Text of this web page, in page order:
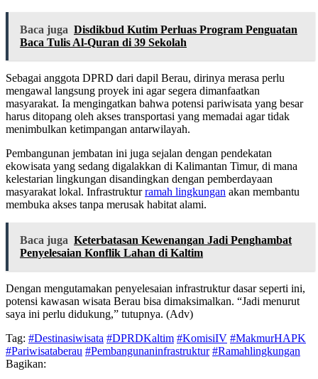
Baca juga Disdikbud Kutim Perluas Program Penguatan
Baca Tulis Al-Quran di 39 Sekolah
Sebagai anggota DPRD dari dapil Berau, dirinya merasa perlu
mengawal langsung proyek ini agar segera dimanfaatkan
masyarakat. Ia mengingatkan bahwa potensi pariwisata yang besar
harus ditopang oleh akses transportasi yang memadai agar tidak
menimbulkan ketimpangan antarwilayah.
Pembangunan jembatan ini juga sejalan dengan pendekatan
ekowisata yang sedang digalakkan di Kalimantan Timur, di mana
kelestarian lingkungan disandingkan dengan pemberdayaan
masyarakat lokal. Infrastrukturramah lingkungan akan membantu
membuka akses tanpa merusak habitat alami.
Baca juga Keterbatasan Kewenangan Jadi Penghambat
Penyelesaian Konflik Lahan di Kaltim
Dengan mengutamakan penyelesaian infrastruktur dasar seperti ini,
potensi kawasan wisata Berau bisa dimaksimalkan. “Jadi menurut
saya ini perlu didukung,” tutupnya. (Adv)
Tag: #Destinasiwisata #DPRDKaltim #KomisiIV #MakmurHAPK
#Pariwisataberau #Pembangunaninfrastruktur #Ramahlingkungan
Bagikan: